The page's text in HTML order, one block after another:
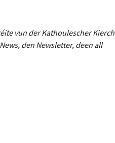
e vun der Kathoulescher Kierch
den Newsletter, deen all